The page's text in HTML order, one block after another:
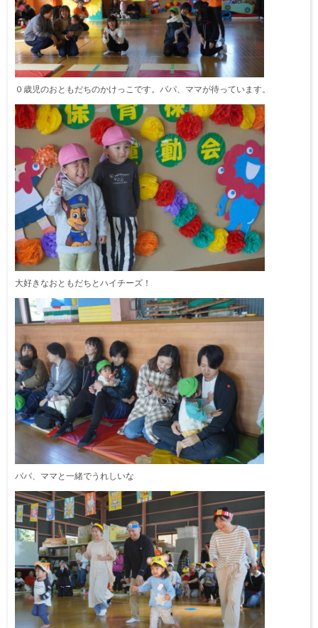
０歳児のおともだちのかけっこです。パパ、ママが待っています。
大好きなおともだちとハイチーズ！
パパ、ママと一緒でうれしいな